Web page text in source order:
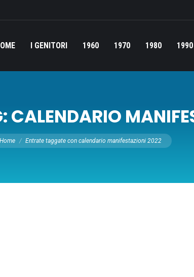
I GENITORI 1960 1970 1980 1990
CALENDARIO
qui:
Home Entrate taggate con calendario manifestazioni 2022